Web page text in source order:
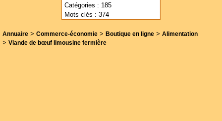
Catégories : 185
Mots clés : 374
Annuaire > Commerce-économie > Boutique en ligne > Alimentation
> Viande de bœuf limousine fermière